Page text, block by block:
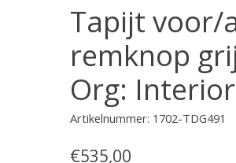
Tapijt voor/
remknop
Org:
Artikelnummer: 1702-TDG491
€535,00